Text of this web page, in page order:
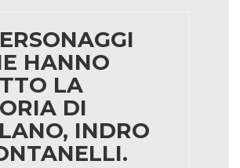
HANNO
LA
DI
INDRO